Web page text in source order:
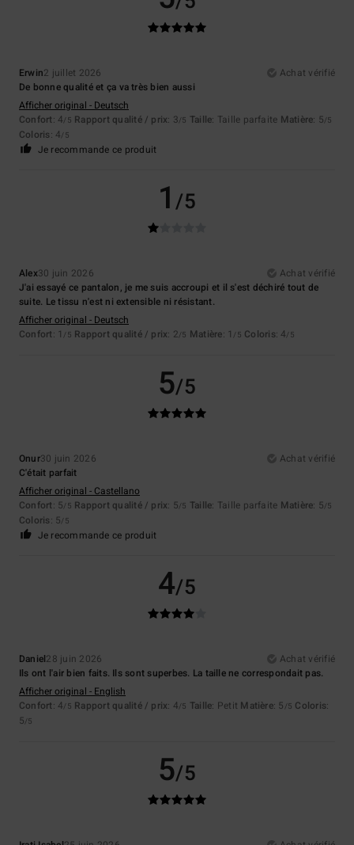
Erwin2 juillet 2026
Achat vérifié
De bonne qualité et ça va très bien aussi
Afficher original - Deutsch
Confort: 4/5 Rapport qualité / prix: 3/5 Taille: Taille parfaite Matière: 5/5
Coloris: 4/5
Je recommande ce produit
1/5
Alex30 juin 2026
Achat vérifié
J'ai essayé ce pantalon, je me suis accroupi et il s'est déchiré tout de
suite. Le tissu n'est ni extensible ni résistant.
Afficher original - Deutsch
Confort: 1 /5 Rapport qualité / prix: 2/5 Matière: 1 /5 Coloris: 4/5
5/5
Onur30 juin 2026
Achat vérifié
C'était parfait
Afficher original - Castellano
Confort: 5/5 Rapport qualité / prix: 5/5 Taille: Taille parfaite Matière: 5/5
Coloris: 5/5
Je recommande ce produit
4/5
Daniel28 juin 2026
Achat vérifié
Ils ont l'air bien faits. Ils sont superbes. La taille ne correspondait pas.
Afficher original - English
Confort: 4/5 Rapport qualité / prix: 4/5 Taille: Petit Matière: 5 /5 Coloris:
5/5
5/5